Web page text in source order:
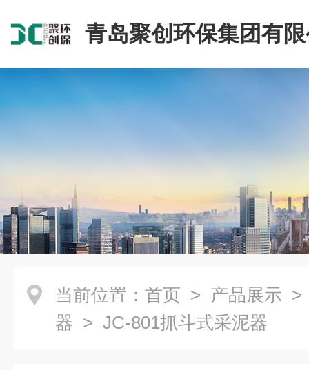
青岛聚创环保集团有
当前位置： 首页 > 产品展示
器 > JC-801抓斗式采泥器